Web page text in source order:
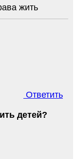
жить
Ответить
детей?